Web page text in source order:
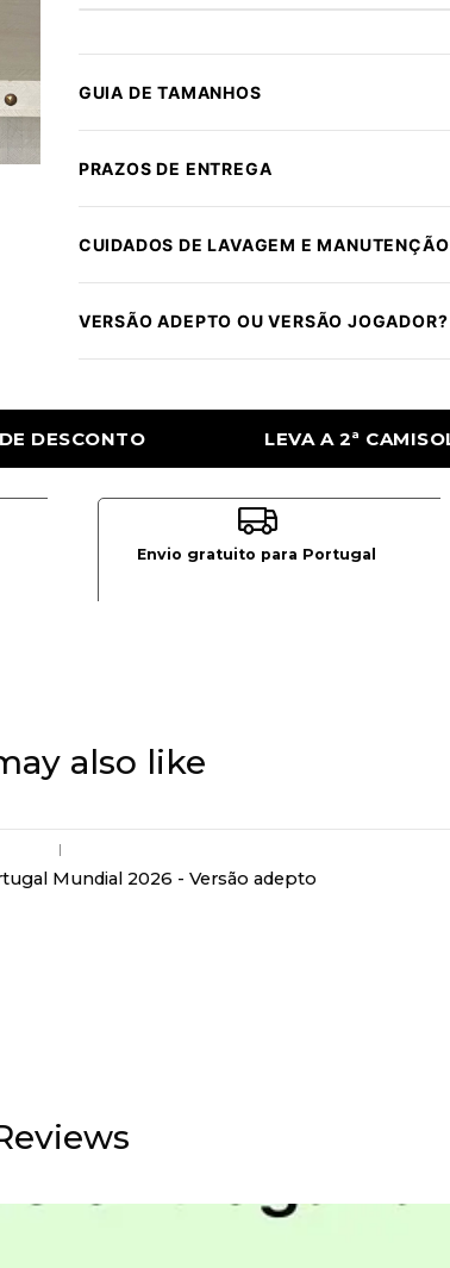
GUIA DE TAMANHOS
PRAZOS DE ENTREGA
CUIDADOS DE LAVAGEM E MANUTENÇÃO
VERSÃO ADEPTO OU VERSÃO JOGADOR?
COM 50% DE DESCONTO
Envio gratuito para Portugal
also like
|
Mundial 2026 - Versão adepto